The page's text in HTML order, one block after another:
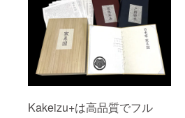
Kakeizu+は高品質でフル